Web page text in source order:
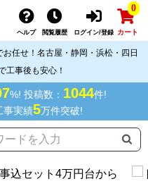
ヘルプ 閲覧履歴 ログイン/登録
0
カート
任せ！名古屋・静岡・浜松・四日
工事後も安心！
%! 投稿数： 1044件!
事実績5万件突破!